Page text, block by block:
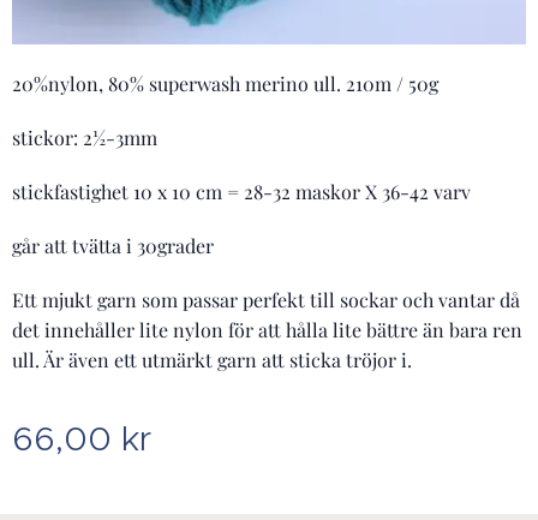
20%nylon, 80% superwash merino ull. 210m / 50g
stickor: 2½-3mm
stickfastighet 10 x 10 cm = 28-32 maskor X 36-42 varv
går att tvätta i 30grader
Ett mjukt garn som passar perfekt till sockar och vantar då
det innehåller lite nylon för att hålla lite bättre än bara ren
ull. Är även ett utmärkt garn att sticka tröjor i.
66,00 kr